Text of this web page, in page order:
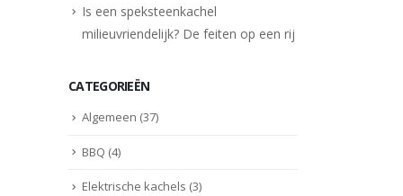
Is een speksteenkachel
milieuvriendelijk? De feiten op een rij
CATEGORIEËN
Algemeen (37)
BBQ (4)
Elektrische kachels (3)